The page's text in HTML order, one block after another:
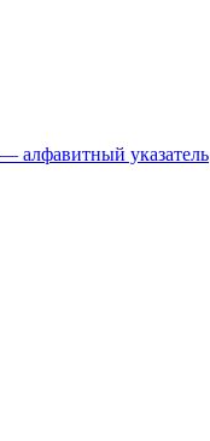
алфавитный указатель